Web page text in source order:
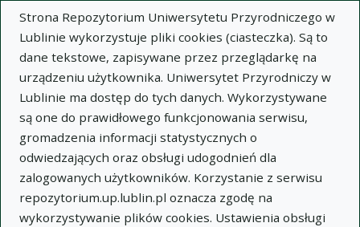
Strona Repozytorium Uniwersytetu Przyrodniczego w
Lublinie wykorzystuje pliki cookies (ciasteczka). Są to
dane tekstowe, zapisywane przez przeglądarkę na
urządzeniu użytkownika. Uniwersytet Przyrodniczy w
Lublinie ma dostęp do tych danych. Wykorzystywane
są one do prawidłowego funkcjonowania serwisu,
gromadzenia informacji statystycznych o
odwiedzających oraz obsługi udogodnień dla
zalogowanych użytkowników. Korzystanie z serwisu
repozytorium.up.lublin.pl oznacza zgodę na
wykorzystywanie plików cookies. Ustawienia obsługi
Wyszukaj
Repozytorium Uniwersytetu